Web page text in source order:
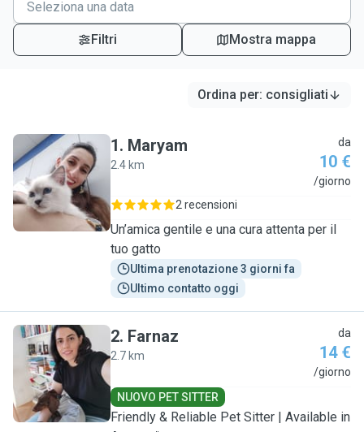
Filtri Mostra mappa
Ordina per: consigliati
M
1. Maryam
2.4 km
da
10 €
/giorno
2 recensioni
Un’amica gentile e una cura attenta per il
tuo gatto
Ultima prenotazione 3 giorni fa
Ultimo contatto oggi
F
2. Farnaz
2.7 km
da
14 €
/giorno
NUOVO PET SITTER
Friendly & Reliable Pet Sitter | Available in